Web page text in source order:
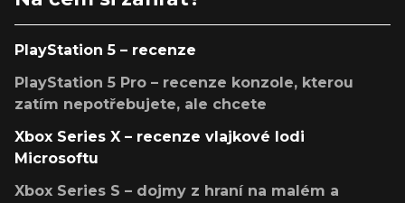
PlayStation 5 – recenze
PlayStation 5 Pro – recenze konzole, kterou
zatím nepotřebujete, ale chcete
Xbox Series X – recenze vlajkové lodi
Microsoftu
Xbox Series S – dojmy z hraní na malém a